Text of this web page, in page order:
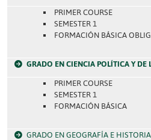
PRIMER COURSE
SEMESTER 1
FORMACIÓN BÁSICA
GRADO EN CIENCIA POLÍTICA Y
PRIMER COURSE
SEMESTER 1
FORMACIÓN BÁSICA
GRADO EN GEOGRAFÍA E HISTORIA